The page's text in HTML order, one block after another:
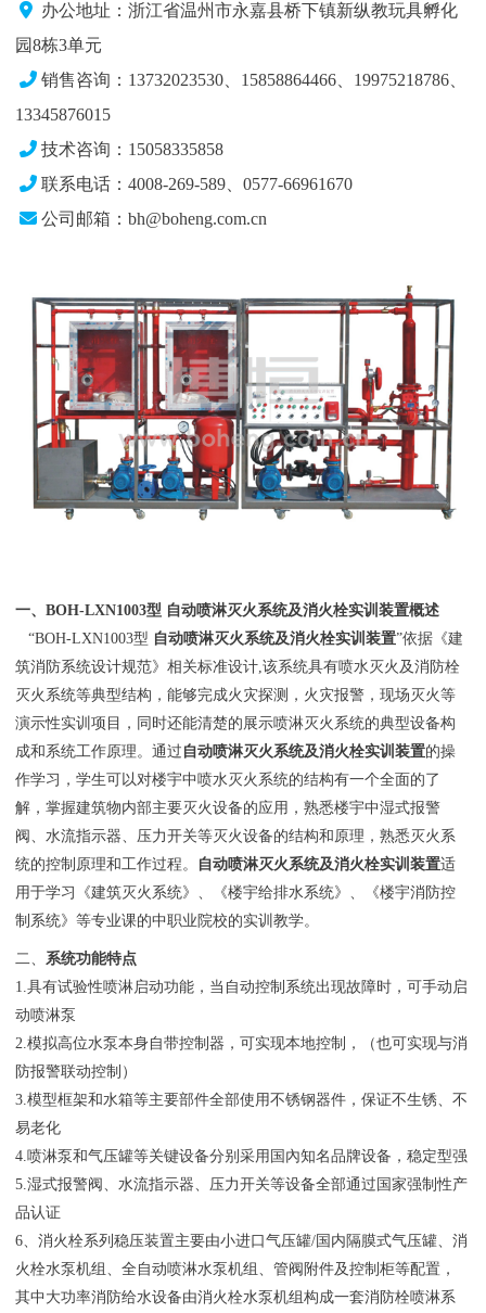
办公地址：浙江省温州市永嘉县桥下镇新纵教玩具孵化
园8栋3单元
销售咨询：13732023530、15858864466、19975218786
13345876015
技术咨询：15058335858
联系电话：4008-269-589、0577-66961670
公司邮箱：bh@boheng.com.cn
一、BOH-LXN1003型 自动喷淋灭火系统及消火栓实训装置概述
“BOH-LXN1003型 自动喷淋灭火系统及消火栓实训装置”依据《建
筑消防系统设计规范》相关标准设计,该系统具有喷水灭火及消防栓
灭火系统等典型结构，能够完成火灾探测，火灾报警，现场灭火等
演示性实训项目，同时还能清楚的展示喷淋灭火系统的典型设备构
成和系统工作原理。通过 自动喷淋灭火系统及消火栓实训装置的操
作学习，学生可以对楼宇中喷水灭火系统的结构有一个全面的了
解，掌握建筑物内部主要灭火设备的应用，熟悉楼宇中湿式报警
阀、水流指示器、压力开关等灭火设备的结构和原理，熟悉灭火系
统的控制原理和工作过程。
自动喷淋灭火系统及消火栓实训装置适
用于学习《建筑灭火系统》、《楼宇给排水系统》、《楼宇消防控
制系统》等专业课的中职业院校的实训教学。
二、 系统功能特点
1.具有试验性喷淋启动功能，当自动控制系统出现故障时，可手动启
动喷淋泵
2.模拟高位水泵本身自带控制器，可实现本地控制，（也可实现与消
防报警联动控制）
3.模型框架和水箱等主要部件全部使用不锈钢器件，保证不生锈、不
易老化
4.喷淋泵和气压罐等关键设备分别采用国內知名品牌设备，稳定型强
5.湿式报警阀、水流指示器、压力开关等设备全部通过国家强制性产
品认证
6、消火栓系列稳压装置主要由小进口气压罐/国内隔膜式气压罐、消
火栓水泵机组、全自动喷淋水泵机组、管阀附件及控制柜等配置，
其中大功率消防给水设备由消火栓水泵机组构成一套消防栓喷淋系